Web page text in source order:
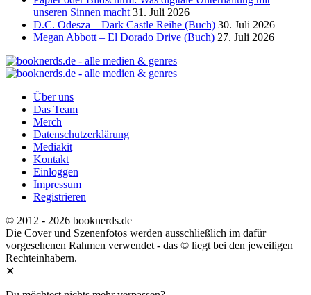
unseren Sinnen macht 31. Juli 2026
D.C. Odesza – Dark Castle Reihe (Buch) 30. Juli 2026
Megan Abbott – El Dorado Drive (Buch) 27. Juli 2026
Über uns
Das Team
Merch
Datenschutzerklärung
Mediakit
Kontakt
Einloggen
Impressum
Registrieren
© 2012 - 2026 booknerds.de
Die Cover und Szenenfotos werden ausschließlich im dafür
vorgesehenen Rahmen verwendet - das © liegt bei den jeweiligen
Rechteinhabern.
✕